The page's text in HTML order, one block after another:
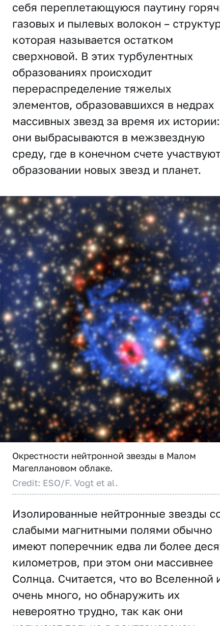
себя переплетающуюся паутину
газовых и пылевых волокон –
которая называется остатком
сверхновой. В этих турбулентных
образованиях происходит
перераспределение тяжелых
элементов, образовавшихся в недрах
массивных звезд за время их истории:
они выбрасываются в межзвездную
среду, где в конечном счете
образовании новых звезд и планет.
Окрестности нейтронной звезды в Малом
Магеллановом облаке.
Credit: ESO/F. Vogt et al.
Изолированные нейтронные звезды
слабыми магнитными полями обычно
имеют поперечник едва ли более
километров, при этом они массивнее
Солнца. Считается, что во Вселенной
очень много, но обнаружить их
невероятно трудно, так как они